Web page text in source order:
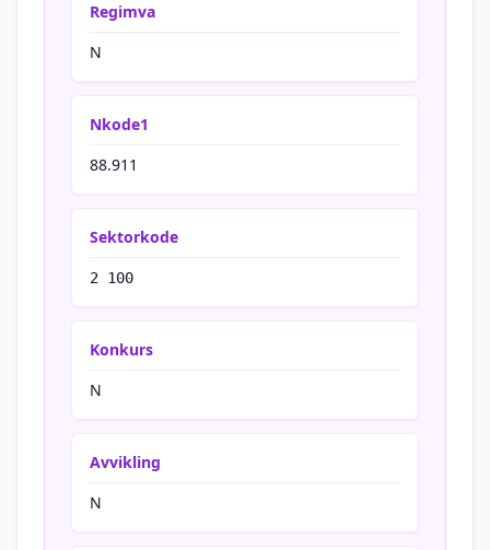
Regimva
N
Nkode1
88.911
Sektorkode
2 100
Konkurs
N
Avvikling
N